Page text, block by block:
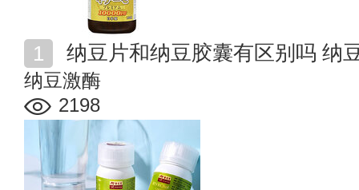
纳豆片和纳豆胶囊有区别吗 纳
纳豆激酶
2198